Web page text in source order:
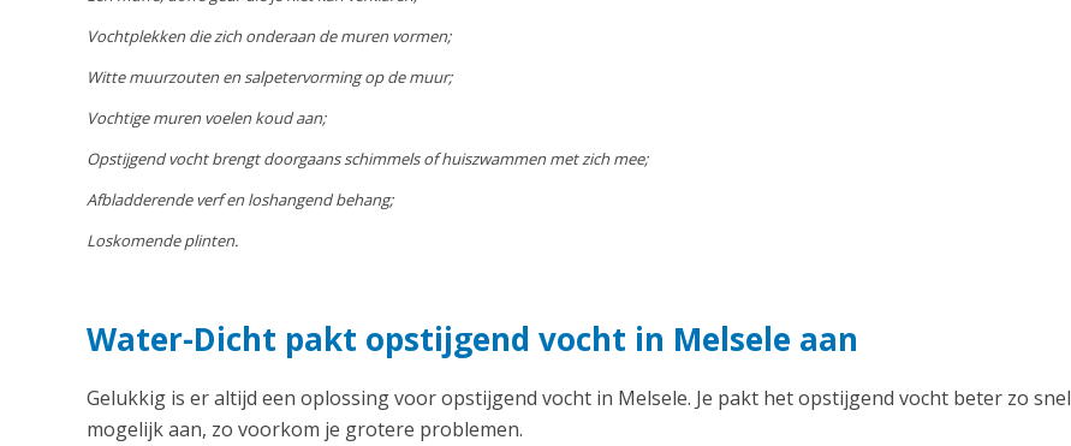
Vochtplekken die zich onderaan de muren vormen;
Witte muurzouten en salpetervorming op de muur;
Vochtige muren voelen koud aan;
Opstijgend vocht brengt doorgaans schimmels of huiszwammen met zich mee;
Afbladderende verf en loshangend behang;
Loskomende plinten.
Water-Dicht pakt opstijgend vocht in Melsele aan
Gelukkig is er altijd een oplossing voor opstijgend vocht in Melsele. Je pakt het opstijgend vocht beter zo snel
mogelijk aan, zo voorkom je grotere problemen.